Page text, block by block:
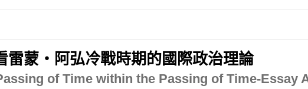
雷蒙‧阿弘冷戰時期的國際政治理論
of Time within the Passing of Time-Essay